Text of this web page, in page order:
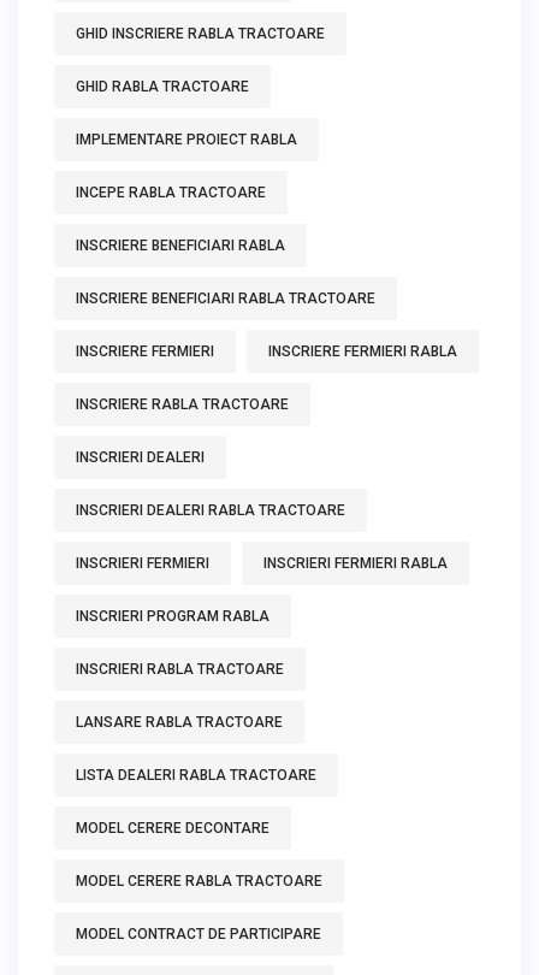
GHID INSCRIERE RABLA TRACTOARE
GHID RABLA TRACTOARE
IMPLEMENTARE PROIECT RABLA
INCEPE RABLA TRACTOARE
INSCRIERE BENEFICIARI RABLA
INSCRIERE BENEFICIARI RABLA TRACTOARE
INSCRIERE FERMIERI INSCRIERE FERMIERI RABLA
INSCRIERE RABLA TRACTOARE
INSCRIERI DEALERI
INSCRIERI DEALERI RABLA TRACTOARE
INSCRIERI FERMIERI INSCRIERI FERMIERI RABLA
INSCRIERI PROGRAM RABLA
INSCRIERI RABLA TRACTOARE
LANSARE RABLA TRACTOARE
LISTA DEALERI RABLA TRACTOARE
MODEL CERERE DECONTARE
MODEL CERERE RABLA TRACTOARE
MODEL CONTRACT DE PARTICIPARE